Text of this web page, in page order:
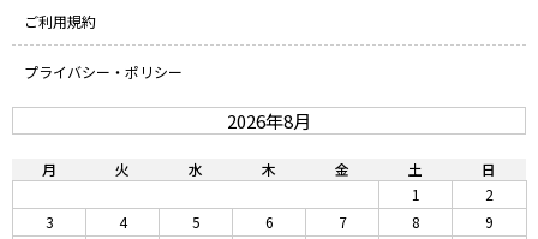
ご利用規約
プライバシー・ポリシー
2026年8月
月 火 水 木 金 土
日
1
2
3
4 5 6 7 8 9